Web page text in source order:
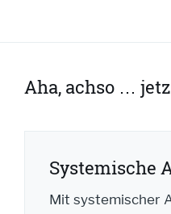
Aha, achso …
Systemische
Mit systemischer